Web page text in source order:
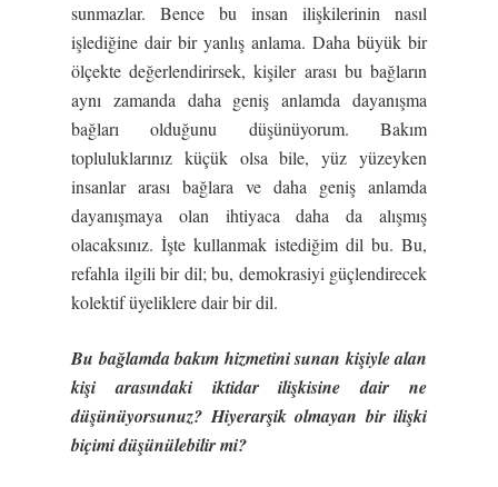
sunmazlar. Bence bu insan ilişkilerinin nasıl
işlediğine dair bir yanlış anlama. Daha büyük bir
ölçekte değerlendirirsek, kişiler arası bu bağların
aynı zamanda daha geniş anlamda dayanışma
bağları olduğunu düşünüyorum. Bakım
topluluklarınız küçük olsa bile, yüz yüzeyken
insanlar arası bağlara ve daha geniş anlamda
dayanışmaya olan ihtiyaca daha da alışmış
olacaksınız. İşte kullanmak istediğim dil bu. Bu,
refahla ilgili bir dil; bu, demokrasiyi güçlendirecek
kolektif üyeliklere dair bir dil.
Bu bağlamda bakım hizmetini sunan kişiyle alan
kişi arasındaki iktidar ilişkisine dair ne
düşünüyorsunuz? Hiyerarşik olmayan bir ilişki
biçimi düşünülebilir mi?